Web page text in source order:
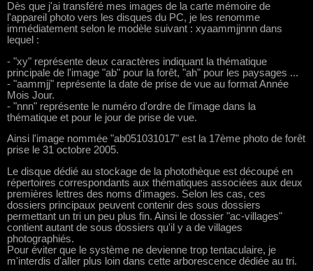
Dès que j'ai transféré mes images de la carte mémoire de
l'appareil photo vers les disques du PC, je les renomme
immédiatement selon le modèle suivant : xyaammjjnnn dans
lequel :
- "xy" représente deux caractères indiquant la thématique
principale de l'image "ab" pour la forêt, "ah" pour les paysages ...
- "aammjj" représente la date de prise de vue au format Année
Mois Jour.
- "nnn" représente le numéro d'ordre de l'image dans la
thématique et pour le jour de prise de vue.
Ainsi l'image nommée "ab051031017" est la 17ème photo de forêt
prise le 31 octobre 2005.
Le disque dédié au stockage de la photothèque est découpé en
répertoires correspondants aux thématiques associées aux deux
premières lettres des noms d'images. Selon les cas, ces
dossiers principaux peuvent contenir des sous dossiers
permettant un tri un peu plus fin. Ainsi le dossier "ac-villages"
contient autant de sous dossiers qu'il y a de villages
photographiés.
Pour éviter que le système ne devienne trop tentaculaire, je
m'interdis d'aller plus loin dans cette arborescence dédiée au tri.